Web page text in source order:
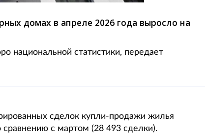
домах в апреле 2026 года выросло на
национальной статистики, передает
сделок купли-продажи жилья
с мартом (28 493 сделки).